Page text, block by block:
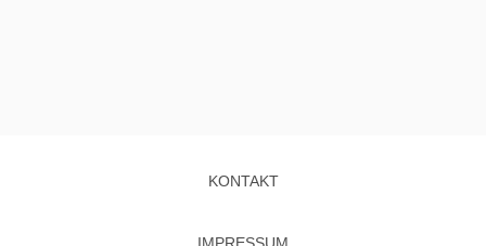
KONTAKT